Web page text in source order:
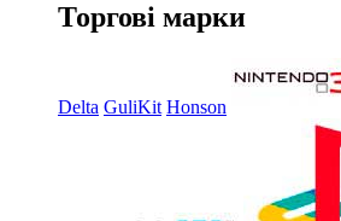
Торгові марки
Delta GuliKit Honson